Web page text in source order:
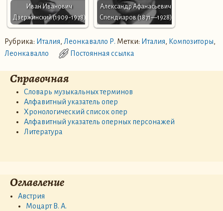
Иван Иванович
Дзержинский (1909-1978)
Александр Афанасьевич
Спендиаров (1871—1928)
Рубрика: Италия, Леонкавалло Р. Метки: Италия, Композиторы,
Леонкавалло
Постоянная ссылка
Справочная
Словарь музыкальных терминов
Алфавитный указатель опер
Хронологический список опер
Алфавитный указатель оперных персонажей
Литература
Оглавление
Австрия
Моцарт В. А.